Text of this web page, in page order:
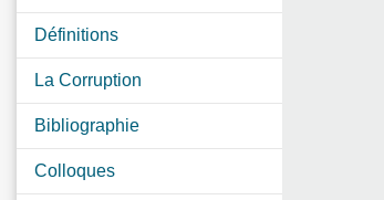
Définitions
La Corruption
Bibliographie
Colloques